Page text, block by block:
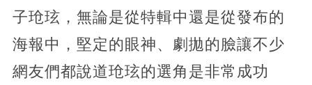
子玱玹，無論是從特輯中還是從發布的
海報中，堅定的眼神、劇拋的臉讓不少
網友們都說道玱玹的選角是非常成功